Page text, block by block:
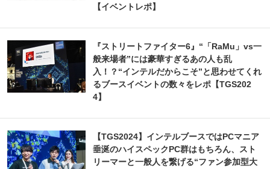
【イベントレポ】
『ストリートファイター6』“「RaMu」vs一
般来場者”には豪華すぎるあの人も乱
入！？“インテルだからこそ”と思わせてくれ
るブースイベントの数々をレポ【TGS202
4】
【TGS2024】インテルブースではPCマニア
垂涎のハイスペックPC群はもちろん、スト
リーマーと一般人を繋げる“ファン参加型大